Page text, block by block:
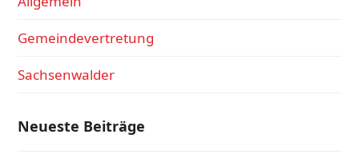
Gemeindevertretung
Sachsenwalder
Neueste Beiträge